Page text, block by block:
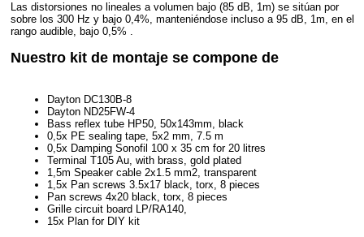
Las distorsiones no lineales a volumen bajo (85 dB, 1m) se sitúan por
sobre los 300 Hz y bajo 0,4%, manteniéndose incluso a 95 dB, 1m, en el
rango audible, bajo 0,5% .
Nuestro kit de montaje se compone de
Dayton DC130B-8
Dayton ND25FW-4
Bass reflex tube HP50, 50x143mm, black
0,5x PE sealing tape, 5x2 mm, 7.5 m
0,5x Damping Sonofil 100 x 35 cm for 20 litres
Terminal T105 Au, with brass, gold plated
1,5m Speaker cable 2x1.5 mm2, transparent
1,5x Pan screws 3.5x17 black, torx, 8 pieces
Pan screws 4x20 black, torx, 8 pieces
Grille circuit board LP/RA140,
15x Plan for DIY kit